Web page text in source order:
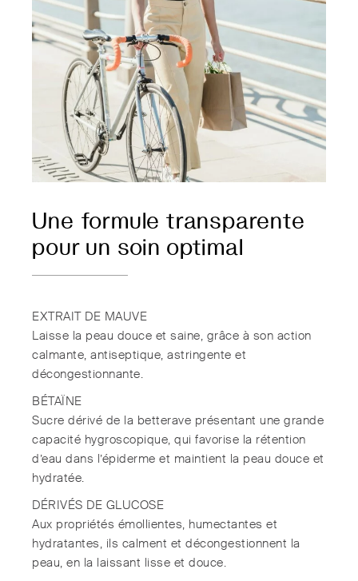
Une formule transparente
pour un soin optimal
EXTRAIT DE MAUVE
Laisse la peau douce et saine, grâce à son action
calmante, antiseptique, astringente et
décongestionnante.
BÉTAÏNE
Sucre dérivé de la betterave présentant une grande
capacité hygroscopique, qui favorise la rétention
d’eau dans l’épiderme et maintient la peau douce et
hydratée.
DÉRIVÉS DE GLUCOSE
Aux propriétés émollientes, humectantes et
hydratantes, ils calment et décongestionnent la
peau, en la laissant lisse et douce.